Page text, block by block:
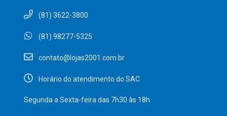
(81) 3622-3800
(81) 98277-5325
contato@lojas2001.com.br
Horário do atendimento do SAC
Segunda a Sexta-feira das 7h30 às 18h